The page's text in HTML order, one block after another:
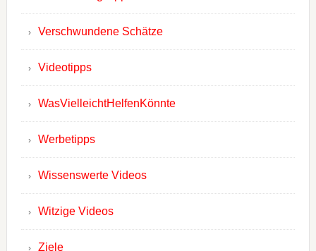
Verschwundene Schätze
Videotipps
WasVielleichtHelfenKönnte
Werbetipps
Wissenswerte Videos
Witzige Videos
Ziele